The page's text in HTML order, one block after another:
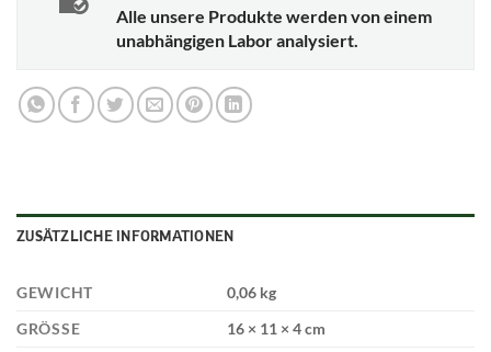
Alle unsere Produkte werden von einem
unabhängigen Labor analysiert.
ZUSÄTZLICHE INFORMATIONEN
GEWICHT
0,06 kg
GRÖSSE
16 × 11 × 4 cm